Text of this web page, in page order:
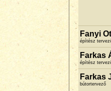
Fanyi
építész
Farkas
építész
Farkas
bútortervező